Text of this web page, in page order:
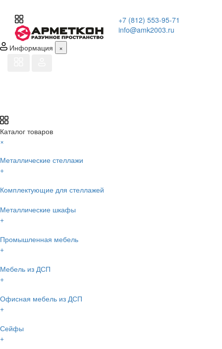
+7 (812) 553-95-71
info@amk2003.ru
Информация
×
Каталог товаров
×
Металлические стеллажи
+
Комплектующие для стеллажей
Металлические шкафы
+
Промышленная мебель
+
Мебель из ДСП
+
Офисная мебель из ДСП
+
Сейфы
+